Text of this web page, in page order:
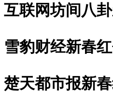
互联网坊间八
雪豹财经新春
楚天都市报新